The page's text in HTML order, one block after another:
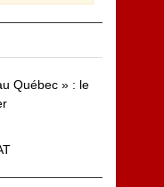
Québec » : le